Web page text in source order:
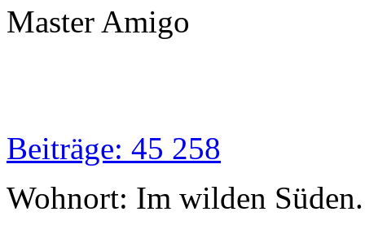
Master Amigo
Beiträge: 45 258
Wohnort: Im wilden